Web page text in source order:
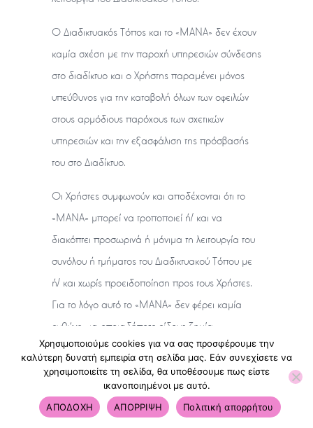
Ο Διαδικτυακός Τόπος και το «ΜΑΝΑ» δεν έχουν
καμία σχέση με την παροχή υπηρεσιών σύνδεσης
στο διαδίκτυο και ο Χρήστης παραμένει μόνος
υπεύθυνος για την καταβολή όλων των οφειλών
στους αρμόδιους παρόχους των σχετικών
υπηρεσιών και την εξασφάλιση της πρόσβασής
του στο Διαδίκτυο.
Οι Χρήστες συμφωνούν και αποδέχονται ότι το
«ΜΑΝΑ» μπορεί να τροποποιεί ή/ και να
διακόπτει προσωρινά ή μόνιμα τη λειτουργία του
συνόλου ή τμήματος του Διαδικτυακού Τόπου με
ή/ και χωρίς προειδοποίηση προς τους Χρήστες.
Για το λόγο αυτό το «ΜΑΝΑ» δεν φέρει καμία
ευθύνη για οποιαδήποτε είδους ζημία
οφειλόμενη στη διακοπή λειτουργίας ή στη μη
ομαλή λειτουργία του Διαδικτυακού Τόπου ή την
αδυναμία πρόσβασης των Χρηστών σε αυτόν, την
παύση του συνόλου ή τμημάτων αυτού, την
Χρησιμοποιούμε cookies για να σας προσφέρουμε την
καλύτερη δυνατή εμπειρία στη σελίδα μας. Εάν συνεχίσετε να
χρησιμοποιείτε τη σελίδα, θα υποθέσουμε πως είστε
ικανοποιημένοι με αυτό.
ΑΠΟΔΟΧΗ
ΑΠΟΡΡΙΨΗ Πολιτική απορρήτου